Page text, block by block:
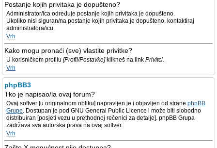
Postanje kojih privitaka je dopušteno?
Administrator/ica određuje postanje kojih privitaka je dopušteno.
Ukoliko nisi siguran/na postanje kojih privitaka je dopušteno, kontaktiraj
administratora/icu.
Vrh
Kako mogu pronaći (sve) vlastite privitke?
U korisničkom profilu [Profil/Postavke]klikneš na link Privitci.
Vrh
phpBB3
Tko je napisao/la ovaj forum?
Ovaj softver [u originalnom obliku] napravljen je i objavljen od strane phpBB
Grupe. Dostupan je pod GNU General Public Licence i može biti slobodno
distribuiran [posjeti vezu u prethodnoj rečenici za detalje]. phpBB Grupa
zadržava sva autorska prava na ovaj softver.
Vrh